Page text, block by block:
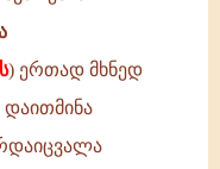
) ერთად მხნედ